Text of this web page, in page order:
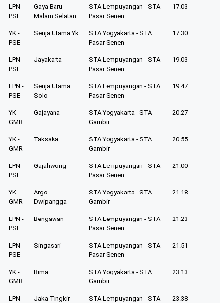
LPN -
PSE
Gaya Baru
Malam Selatan
STA Lempuyangan - STA
Pasar Senen
17.03
YK -
PSE
Senja Utama Yk
STA Yogyakarta - STA
Pasar Senen
17.30
LPN -
PSE
Jayakarta
STA Lempuyangan - STA
Pasar Senen
19.03
LPN -
PSE
Senja Utama
Solo
STA Lempuyangan - STA
Pasar Senen
19.47
YK -
GMR
Gajayana
STA Yogyakarta - STA
Gambir
20.27
YK -
GMR
Taksaka
STA Yogyakarta - STA
Gambir
20.55
LPN -
PSE
Gajahwong
STA Lempuyangan - STA
Pasar Senen
21.00
YK -
GMR
Argo
Dwipangga
STA Yogyakarta - STA
Gambir
21.18
LPN -
PSE
Bengawan
STA Lempuyangan - STA
Pasar Senen
21.23
LPN -
PSE
Singasari
STA Lempuyangan - STA
Pasar Senen
21.51
YK -
GMR
Bima
STA Yogyakarta - STA
Gambir
23.13
LPN -
Jaka Tingkir
STA Lempuyangan - STA
23.38